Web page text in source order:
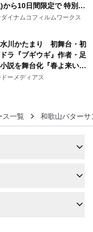
から10日間限定で 特別映
GUNDAM Statue ―
―』を上映！
イナムコフィルムワークス
川かたまり 初舞台・初
ラ『ブギウギ』作者・足
説を舞台化『春よ来い、
キービジュアル解禁！
ドーメディアス
ス一覧 和歌山バター